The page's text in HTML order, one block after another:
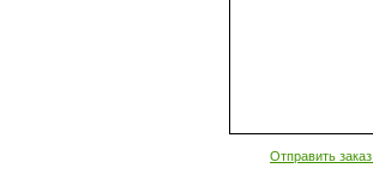
Отправить заказ